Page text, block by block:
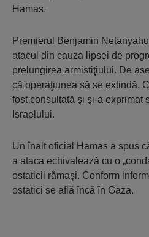
Hamas.
Premierul Benjamin
atacul din cauza lipsei de
prelungirea armistiţiului. De
că operaţiunea să se extindă.
fost consultată şi şi-a exprimat
Israelului.
Un înalt oficial Hamas a spus
a ataca echivalează cu o
ostaticii rămaşi. Conform
ostatici se află încă în Gaza.